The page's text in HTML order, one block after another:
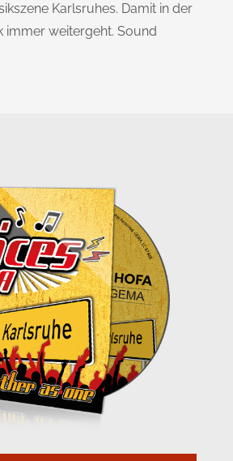
Karlsruhes. Damit in der
immer weitergeht. Sound